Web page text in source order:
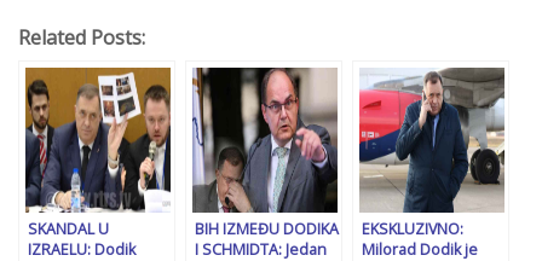
Related Posts:
SKANDAL U
IZRAELU: Dodik
BIH IZMEĐU DODIKA
I SCHMIDTA: Jedan
EKSKLUZIVNO:
Milorad Dodik je